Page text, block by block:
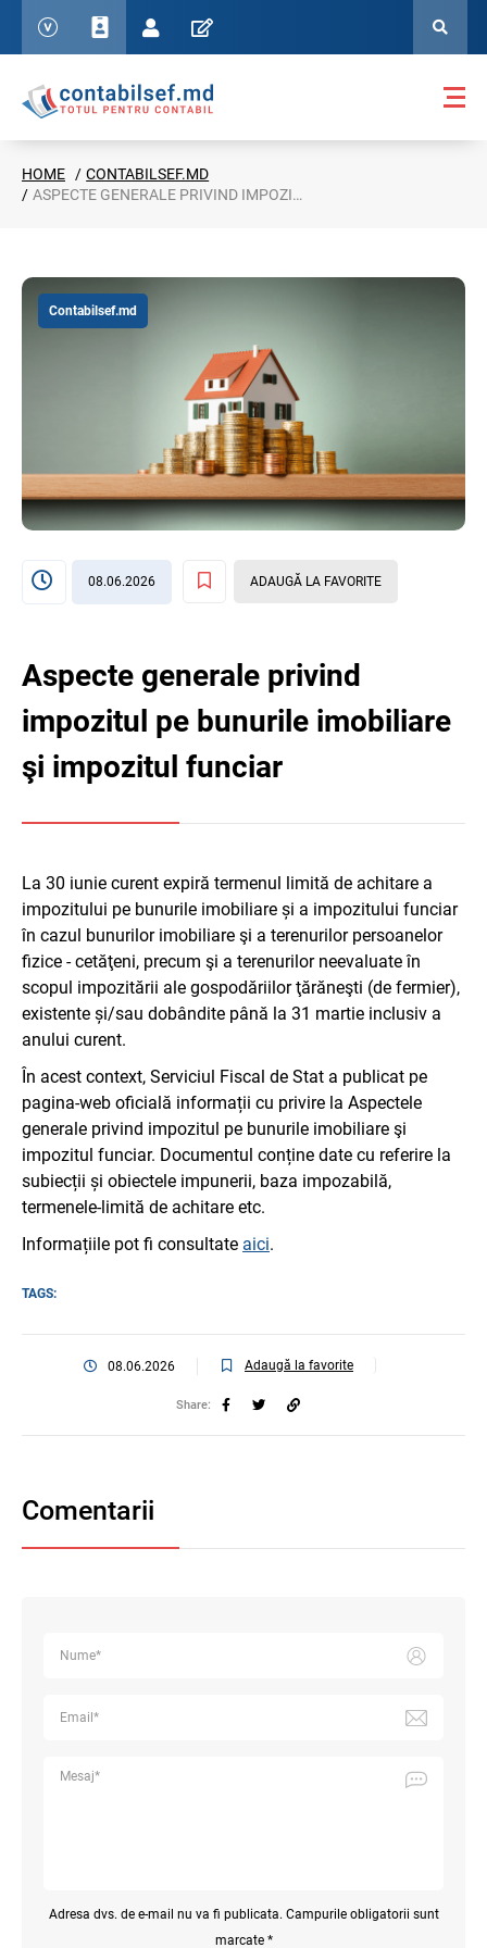
HOME
CONTABILSEF.MD
ASPECTE GENERALE PRIVIND IMPOZITUL PE BUNURILE IMOBILIARE ŞI IMPOZITUL FUNCIAR
Contabilsef.md
08.06.2026 ADAUGĂ LA FAVORITE
Aspecte generale privind
impozitul pe bunurile imobiliare
şi impozitul funciar
La 30 iunie curent expiră termenul limită de achitare a
impozitului pe bunurile imobiliare și a impozitului funciar
în cazul bunurilor imobiliare şi a terenurilor persoanelor
fizice - cetăţeni, precum şi a terenurilor neevaluate în
scopul impozitării ale gospodăriilor ţărăneşti (de fermier),
existente și/sau dobândite până la 31 martie inclusiv a
anului curent.
În acest context, Serviciul Fiscal de Stat a publicat pe
pagina-web oficială informații cu privire la Aspectele
generale privind impozitul pe bunurile imobiliare şi
impozitul funciar. Documentul conține date cu referire la
subiecții și obiectele impunerii, baza impozabilă,
termenele-limită de achitare etc.
Informațiile pot fi consultate aici.
TAGS:
08.06.2026 Adaugă la favorite
Share:
Comentarii
Adresa dvs. de e-mail nu va fi publicata. Campurile obligatorii sunt
marcate *